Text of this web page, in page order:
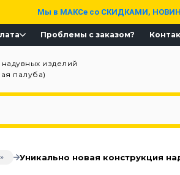
Мы в МАКСе со СКИДКАМИ,
Проблемы с заказом?
изделий
палуба)
Уникально новая конструкция